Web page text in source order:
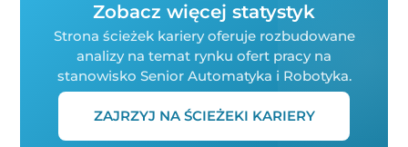
Zobacz więcej statystyk
Strona ścieżek kariery oferuje rozbudowane
analizy na temat rynku ofert pracy na
stanowisko Senior Automatyka i Robotyka.
ZAJRZYJ NA ŚCIEŻEKI KARIERY